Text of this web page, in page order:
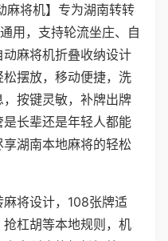
麻将机】专为湖南转转
用，支持轮流坐庄、自
麻将机折叠收纳设计
摆放，移动便捷，洗
按键灵敏，补牌出牌
长辈还是年轻人都能
湖南本地麻将的轻松
将设计，108张牌适
杠胡等本地规则，机